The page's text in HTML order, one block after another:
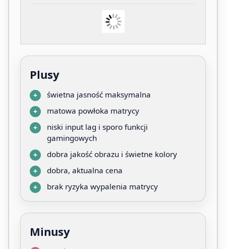
Plusy
świetna jasność maksymalna
matowa powłoka matrycy
niski input lag i sporo funkcji
gamingowych
dobra jakość obrazu i świetne kolory
dobra, aktualna cena
brak ryzyka wypalenia matrycy
Minusy